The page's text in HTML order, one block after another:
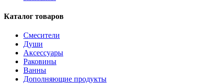
Каталог товаров
Смесители
Души
Аксессуары
Раковины
Ванны
Дополняющие продукты